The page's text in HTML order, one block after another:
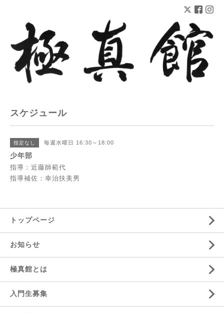
スケジュール
指定なし 毎週水曜日 16:30～18:00
少年部
指導：近藤師範代
指導補佐：幸治扶美男
トップページ
お知らせ
極真館とは
入門生募集